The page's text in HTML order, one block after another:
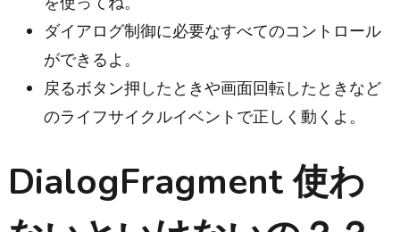
ダイアログ制御に必要なすべてのコントロール
ができるよ。
戻るボタン押したときや画面回転したときなど
のライフサイクルイベントで正しく動くよ。
DialogFragment 使わ